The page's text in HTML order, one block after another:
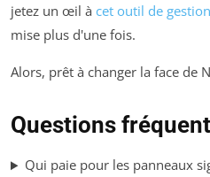
jetez un œil à cet outil de
mise plus d'une fois.
Alors, prêt à changer la face de
Questions
Qui paie pour les panneaux